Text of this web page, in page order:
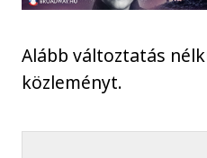
Alább változtatás
közleményt.